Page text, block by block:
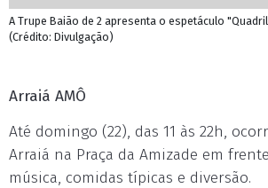
A Trupe Baião de 2 apresenta o espetáculo
(Crédito: Divulgação)
Arraiá AMÔ
Até domingo (22), das 11 às 22h,
Arraiá na Praça da Amizade em
música, comidas típicas e diversão.